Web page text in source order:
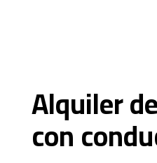
Alquiler
con